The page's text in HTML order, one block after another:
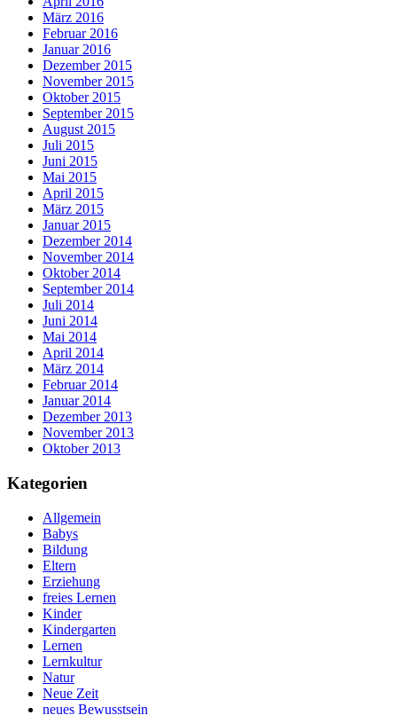
März 2016
Februar 2016
Januar 2016
Dezember 2015
November 2015
Oktober 2015
September 2015
August 2015
Juli 2015
Juni 2015
Mai 2015
April 2015
März 2015
Januar 2015
Dezember 2014
November 2014
Oktober 2014
September 2014
Juli 2014
Juni 2014
Mai 2014
April 2014
März 2014
Februar 2014
Januar 2014
Dezember 2013
November 2013
Oktober 2013
Kategorien
Allgemein
Babys
Bildung
Eltern
Erziehung
freies Lernen
Kinder
Kindergarten
Lernen
Lernkultur
Natur
Neue Zeit
neues Bewusstsein